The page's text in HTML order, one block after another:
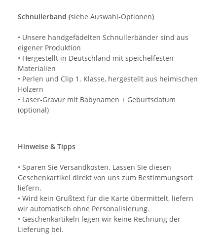
Schnullerband (siehe Auswahl-Optionen)
• Unsere handgefädelten Schnullerbänder sind aus
eigener Produktion
• Hergestellt in Deutschland mit speichelfesten
Materialien
• Perlen und Clip 1. Klasse, hergestellt aus heimischen
Hölzern
• Laser-Gravur mit Babynamen + Geburtsdatum
(optional)
Hinweise & Tipps
• Sparen Sie Versandkosten. Lassen Sie diesen
Geschenkartikel direkt von uns zum Bestimmungsort
liefern.
• Wird kein Grußtext für die Karte übermittelt, liefern
wir automatisch ohne Personalisierung.
• Geschenkartikeln legen wir keine Rechnung der
Lieferung bei.